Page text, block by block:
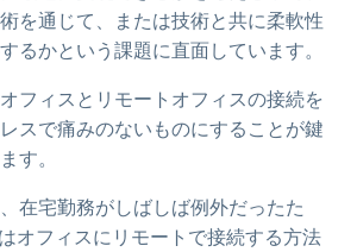
を通じて、または技術と共に柔軟性
るかという課題に直面しています。
フィスとリモートオフィスの接続を
スで痛みのないものにすることが鍵
す。
在宅勤務がしばしば例外だったた
オフィスにリモートで接続する方法